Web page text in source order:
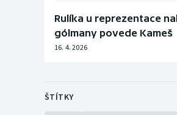
Rulíka u reprezentace
gólmany povede Kameš
16. 4. 2026
ŠTÍTKY